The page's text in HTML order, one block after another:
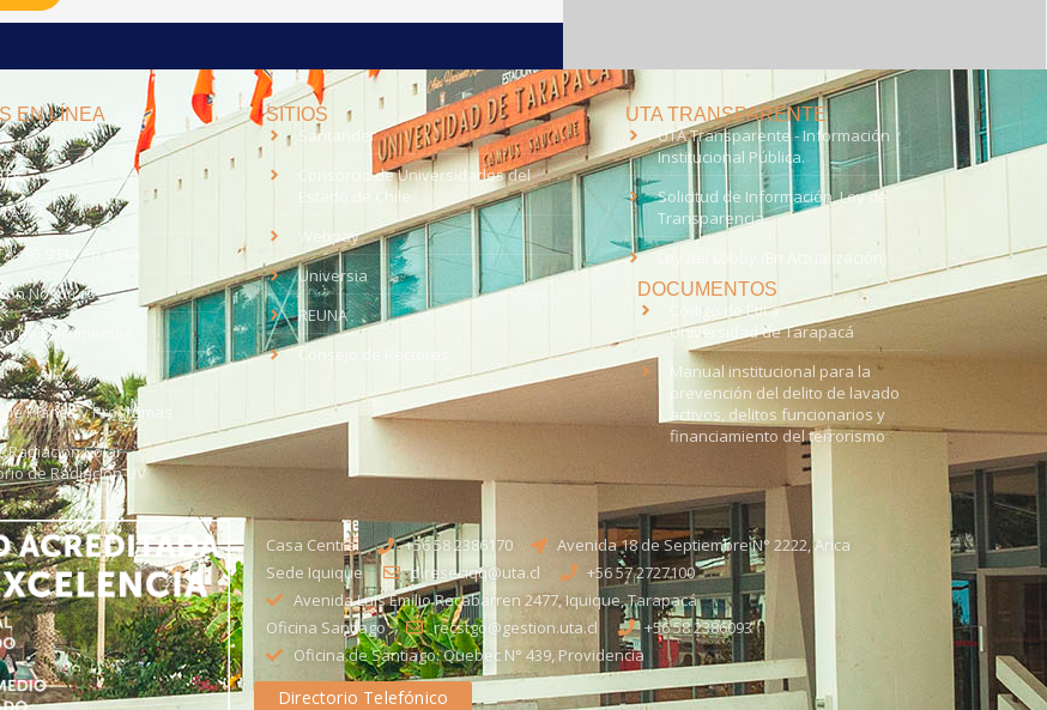
EN LÍNEA
med
- 95.9 FM en Arica
Nosotros
de Documentos
Planes y Programas
Radiación Solar -
de Radiación UV
SITIOS
Santander
Consorcio de Universidades del
Estado de Chile
Webpay
Universia
REUNA
UTA TRANSPARENTE
UTA Transparente - Información
Institucional Pública.
Solicitud de Información, Ley de
Transparencia
Ley del Lobby (En Actualización)
DOCUMENTOS
Código de Ética
Universidad de Tarapacá
Manual institucional para la
prevención del delito de lavado
activos, delitos funcionarios y
financiamiento del terrorismo
Casa Central +56 58 2386170
Avenida 18 de Septiembre N° 2222, Arica
Sede Iquique
direseciqq@uta.cl
+56 57 2727100​
Avenida Luis Emilio Recabarren 2477, Iquique, Tarapacá
Oficina Santiago
recstgo@gestion.uta.cl
+56 58 2386093
Oficina de Santiago: Quebec N° 439, Providencia
Directorio Telefónico